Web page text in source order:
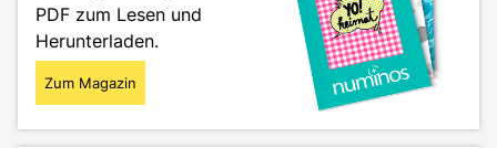
PDF zum Lesen und
Herunterladen.
Zum Magazin